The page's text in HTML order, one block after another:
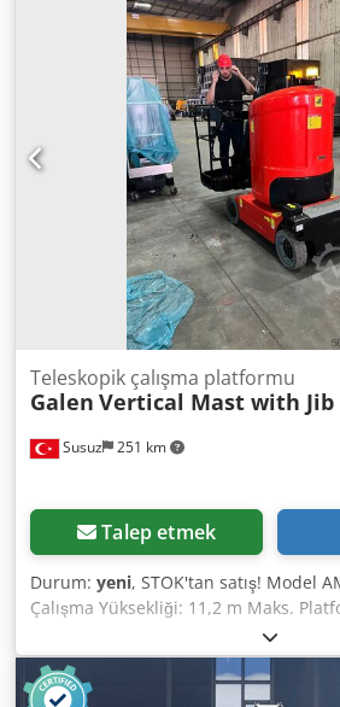
Susuz 251 km
Teleskopik çalışma platformu
Galen Vertical Mast with Jib
Talep etmek
Durum: yeni, STOK'tan satış! Model
Çalışma Yüksekliği: 11,2 m Maks.
Maks. Yatay Erişim: 3 m Yukarı ve
Korkuluk Yüksekliği: 1,1 m Toplam
Genişlik: 1.0 m Toplam Yükseklik